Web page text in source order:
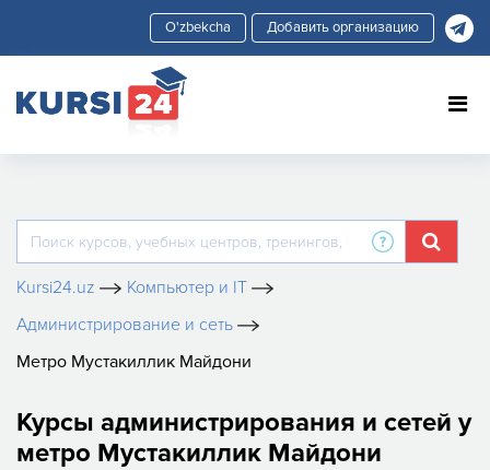
Добавить организацию
Kursi24.uz
Компьютер и IT
Администрирование и сеть
Метро Мустакиллик Майдони
Курсы администрирования и сетей у
метро Мустакиллик Майдони